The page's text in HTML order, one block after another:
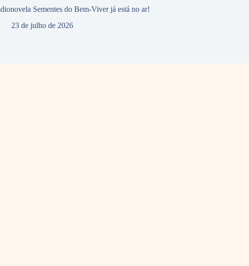
Sementes do Bem-Viver já está no ar!
23 de julho de 2026